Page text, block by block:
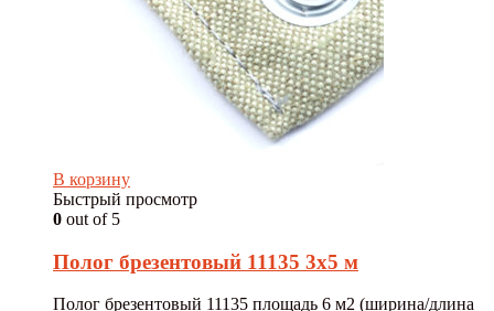
В корзину
Быстрый просмотр
0 out of 5
Полог брезентовый 11135 3х5 м
Полог брезентовый 11135 площадь 6 м2 (ширина/длина